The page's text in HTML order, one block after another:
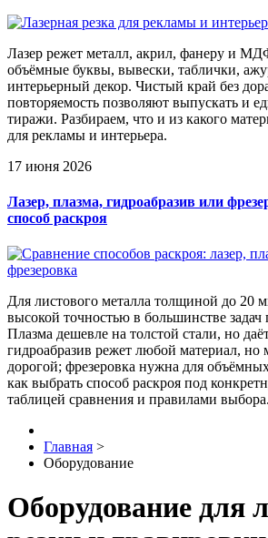
Лазер режет металл, акрил, фанеру и
объёмные буквы, вывески, таблички,
интерьерный декор. Чистый край без
повторяемость позволяют выпускать и
тиражи. Разбираем, что и из какого
для рекламы и интерьера.
17 июня 2026
Лазер, плазма, гидроабразив или
способ раскроя
Для листового металла толщиной до 20
высокой точностью в большинстве задач
Плазма дешевле на толстой стали, но
гидроабразив режет любой материал, но
дорогой; фрезеровка нужна для
как выбрать способ раскроя под
таблицей сравнения и правилами выбора.
Главная >
Оборудование
Оборудование для